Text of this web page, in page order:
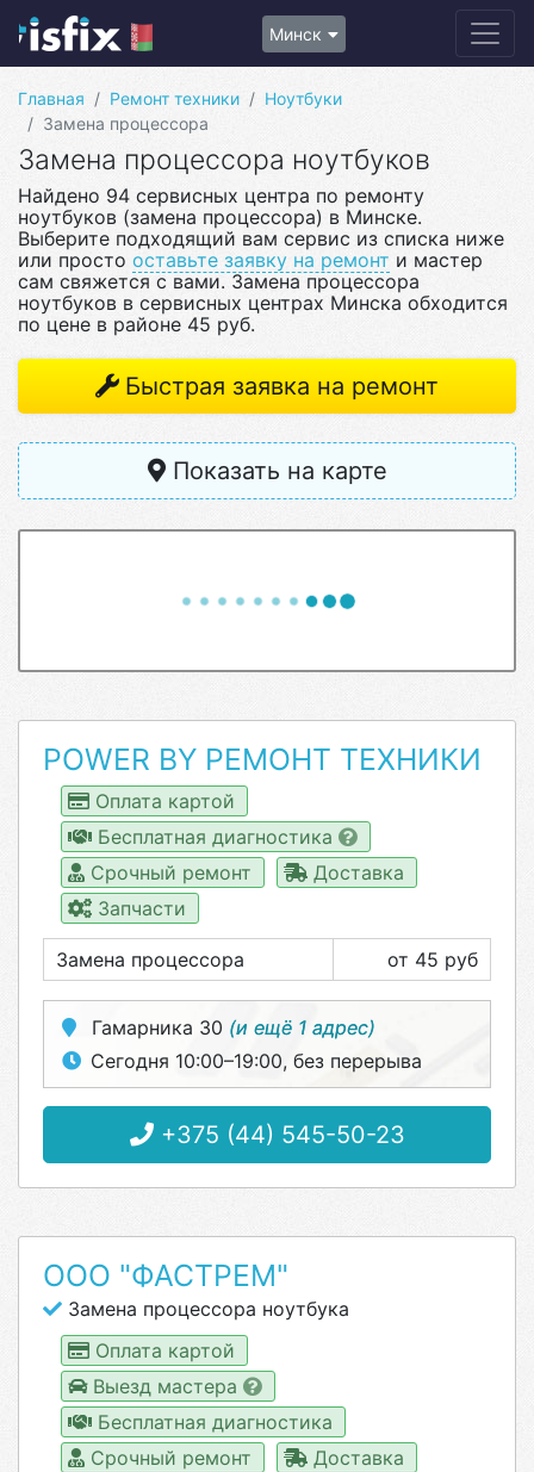
Минск
Главная Ремонт техники
Ноутбуки
Замена процессора
Замена процессора ноутбуков
Найдено 94 сервисных центра по ремонту
ноутбуков (замена процессора) в Минске.
Выберите подходящий вам сервис из списка ниже
или просто оставьте заявку на ремонт и мастер
сам свяжется с вами. Замена процессора
ноутбуков в сервисных центрах Минска обходится
по цене в районе 45 руб.
Быстрая заявка на ремонт
Показать на карте
POWER BY РЕМОНТ ТЕХНИКИ
Оплата картой
Бесплатная диагностика
Срочный ремонт
Доставка
Запчасти
Замена процессора от 45 руб
Гамарника 30 (и ещё 1 адрес)
Сегодня 10:00–19:00, без перерыва
+375 (44) 545-50-23
ООО "ФАСТРЕМ"
Замена процессора ноутбука
Оплата картой
Выезд мастера
Бесплатная диагностика
Срочный ремонт
Доставка